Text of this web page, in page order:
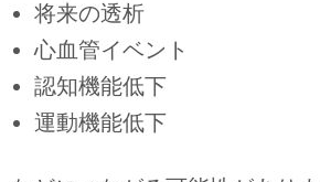
将来の透析
心血管イベント
認知機能低下
運動機能低下